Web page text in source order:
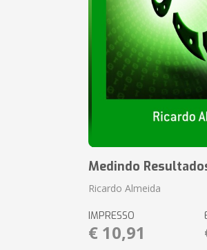
Medindo
Ricardo Almeida
IMPRESSO
€ 10,91